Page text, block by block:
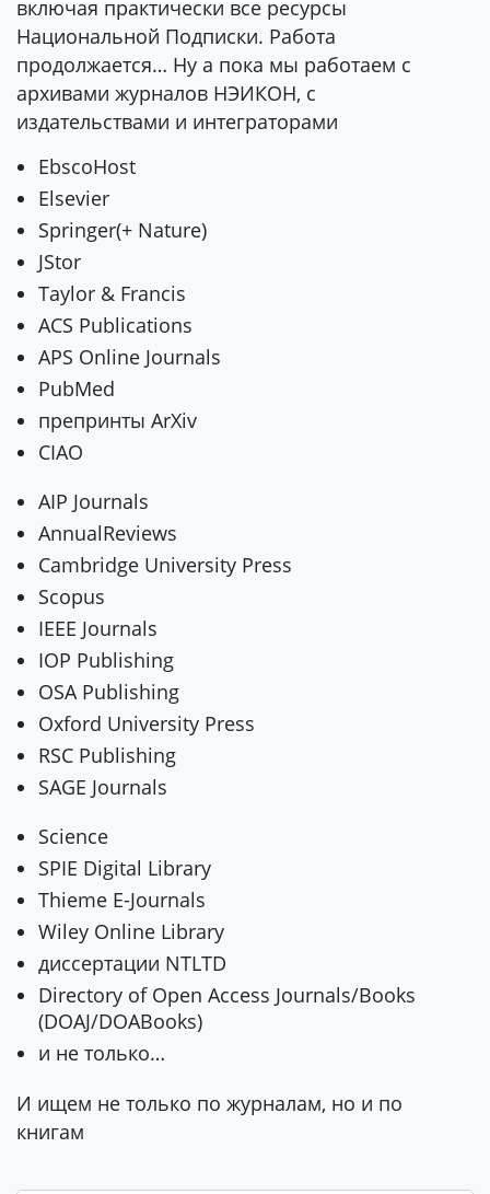
включая практически все ресурсы
Национальной Подписки. Работа
продолжается… Ну а пока мы работаем с
архивами журналов НЭИКОН, с
издательствами и интеграторами
EbscoHost
Elsevier
Springer(+ Nature)
JStor
Taylor & Francis
ACS Publications
APS Online Journals
PubMed
препринты ArXiv
CIAO
AIP Journals
AnnualReviews
Cambridge University Press
Scopus
IEEE Journals
IOP Publishing
OSA Publishing
Oxford University Press
RSC Publishing
SAGE Journals
Science
SPIE Digital Library
Thieme E-Journals
Wiley Online Library
диссертации NTLTD
Directory of Open Access Journals/Books
(DOAJ/DOABooks)
и не только…
И ищем не только по журналам, но и по
книгам